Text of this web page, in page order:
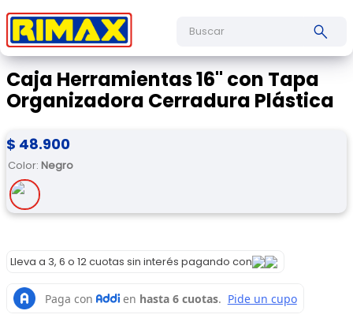
Caja Herramientas 16" con Tapa
Organizadora Cerradura Plástica
$ 48.900
Color: Negro
Lleva a 3, 6 o 12 cuotas sin interés pagando con